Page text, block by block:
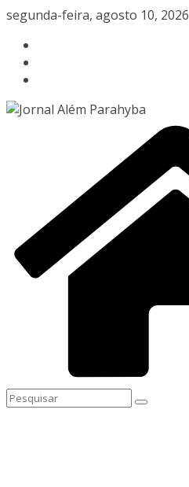
Pular
conteúdo
segunda-feira, agosto 10, 2026